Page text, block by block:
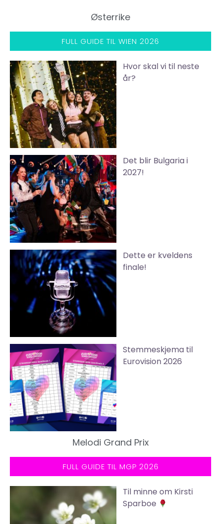
Østerrike
FULL GUIDE TIL WIEN 2026
Hvor skal vi til neste
år?
Det blir Bulgaria i
2027!
Dette er kveldens
finale!
Stemmeskjema til
Eurovision 2026
Melodi Grand Prix
FULL GUIDE TIL MGP 2026
Til minne om Kirsti
Sparboe